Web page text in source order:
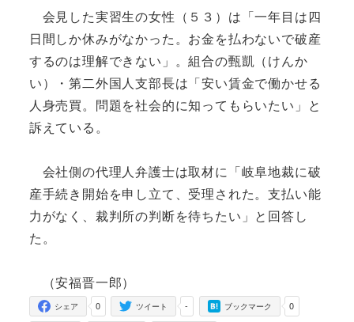
会見した実習生の女性（５３）は「一年目は四
日間しか休みがなかった。お金を払わないで破産
するのは理解できない」。組合の甄凱（けんか
い）・第二外国人支部長は「安い賃金で働かせる
人身売買。問題を社会的に知ってもらいたい」と
訴えている。
会社側の代理人弁護士は取材に「岐阜地裁に破
産手続き開始を申し立て、受理された。支払い能
力がなく、裁判所の判断を待ちたい」と回答し
た。
（安福晋一郎）
0
シェア -
ツイート 0
ブックマーク